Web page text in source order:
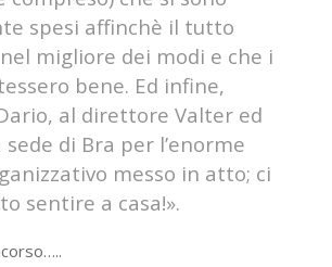
spesi affinchè il tutto
migliore dei modi e che i
bene. Ed infine,
al direttore Valter ed
di Bra per l’enorme
messo in atto; ci
sentire a casa!».